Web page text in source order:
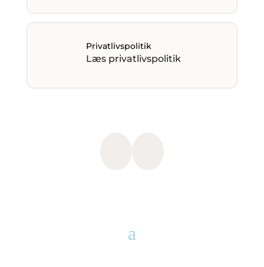
Privatlivspolitik
Læs privatlivspolitik